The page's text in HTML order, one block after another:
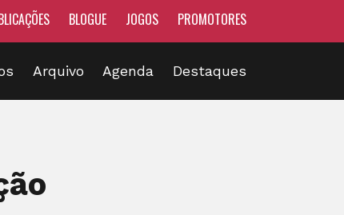
BLOGUE JOGOS PROMOTORES
Arquivo Agenda Destaques